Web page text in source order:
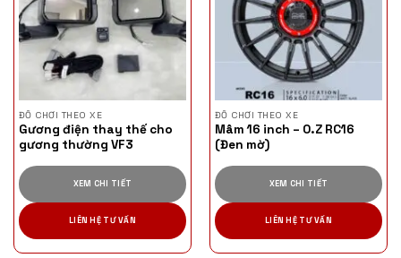
ĐỒ CHƠI THEO XE
Gương điện thay thế cho
gương thường VF3
XEM CHI TIẾT
LIÊN HỆ TƯ VẤN
ĐỒ CHƠI THEO XE
Mâm 16 inch – O.Z RC16
(Đen mờ)
XEM CHI TIẾT
LIÊN HỆ TƯ VẤN